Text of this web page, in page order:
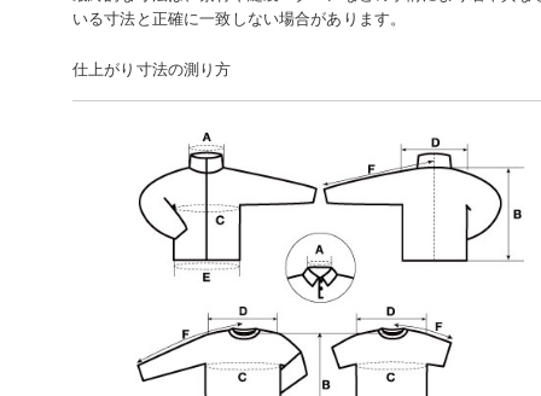
いる寸法と正確に一致しない場合があります。
仕上がり寸法の測り方